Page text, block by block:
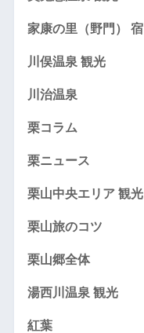
家康の里（野門） 宿
川俣温泉 観光
川治温泉
栗コラム
栗ニュース
栗山中央エリア 観光
栗山旅のコツ
栗山郷全体
湯西川温泉 観光
紅葉